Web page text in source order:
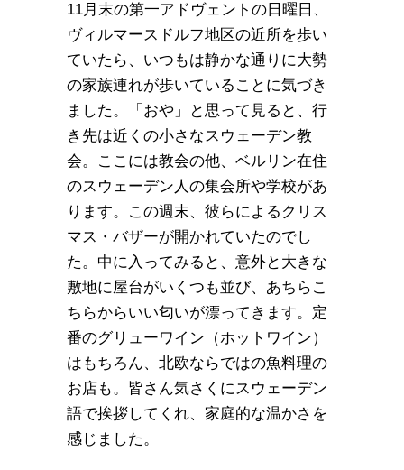
11月末の第一アドヴェントの日曜日、
ヴィルマースドルフ地区の近所を歩い
ていたら、いつもは静かな通りに大勢
の家族連れが歩いていることに気づき
ました。「おや」と思って見ると、行
き先は近くの小さなスウェーデン教
会。ここには教会の他、ベルリン在住
のスウェーデン人の集会所や学校があ
ります。この週末、彼らによるクリス
マス・バザーが開かれていたのでし
た。中に入ってみると、意外と大きな
敷地に屋台がいくつも並び、あちらこ
ちらからいい匂いが漂ってきます。定
番のグリューワイン（ホットワイン）
はもちろん、北欧ならではの魚料理の
お店も。皆さん気さくにスウェーデン
語で挨拶してくれ、家庭的な温かさを
感じました。